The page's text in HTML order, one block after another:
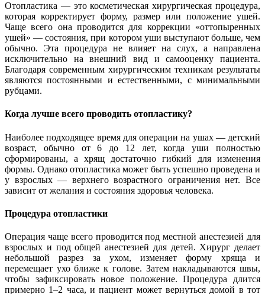
Отопластика — это косметическая хирургическая процедура,
которая корректирует форму, размер или положение ушей.
Чаще всего она проводится для коррекции «оттопыренных
ушей» — состояния, при котором уши выступают больше, чем
обычно. Эта процедура не влияет на слух, а направлена
исключительно на внешний вид и самооценку пациента.
Благодаря современным хирургическим техникам результаты
являются постоянными и естественными, с минимальными
рубцами.
Когда лучше всего проводить отопластику?
Наиболее подходящее время для операции на ушах — детский
возраст, обычно от 6 до 12 лет, когда уши полностью
сформированы, а хрящ достаточно гибкий для изменения
формы. Однако отопластика может быть успешно проведена и
у взрослых — верхнего возрастного ограничения нет. Все
зависит от желания и состояния здоровья человека.
Процедура отопластики
Операция чаще всего проводится под местной анестезией для
взрослых и под общей анестезией для детей. Хирург делает
небольшой разрез за ухом, изменяет форму хряща и
перемещает ухо ближе к голове. Затем накладываются швы,
чтобы зафиксировать новое положение. Процедура длится
примерно 1–2 часа, и пациент может вернуться домой в тот